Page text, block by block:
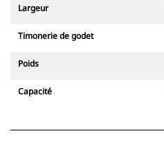
Largeur
Timonerie de godet
Poids
Capacité